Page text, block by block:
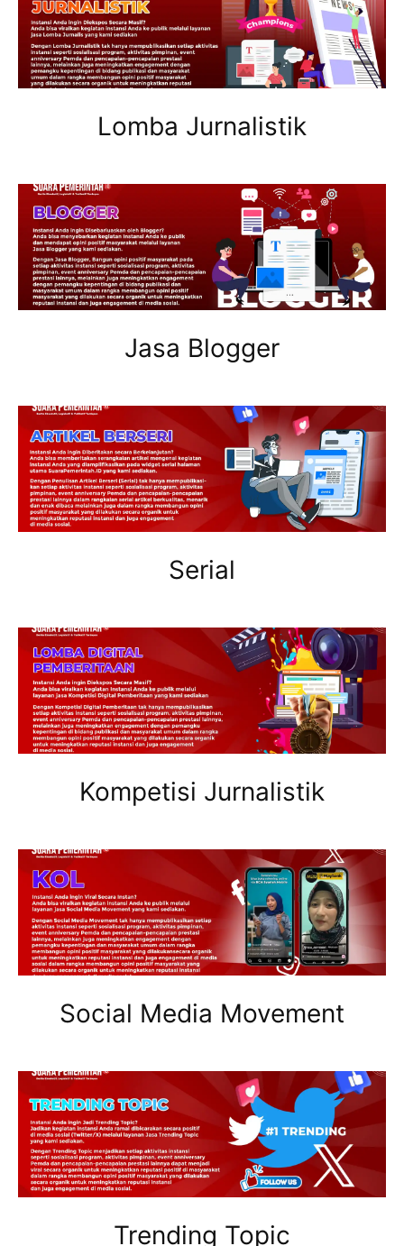
Lomba Jurnalistik
Jasa Blogger
Serial
Kompetisi Jurnalistik
Social Media Movement
Trending Topic